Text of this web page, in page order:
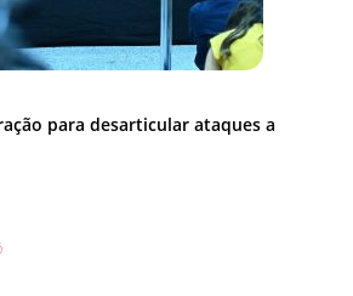
para desarticular ataques a